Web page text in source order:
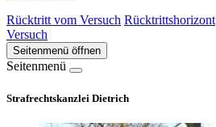
Rücktritt vom Versuch Rücktrittshorizont
Versuch
Seitenmenü öffnen
Seitenmenü
Strafrechtskanzlei Dietrich